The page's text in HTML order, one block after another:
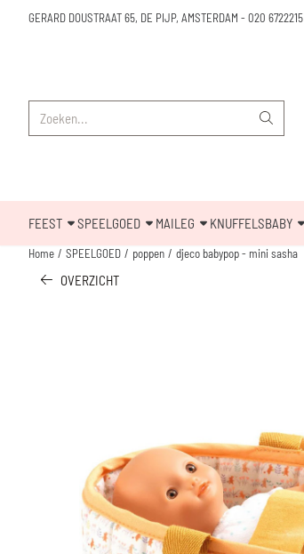
GERARD DOUSTRAAT 65, DE PIJP, AMSTERDAM - 020 6722215
FEEST SPEELGOED MAILEG KNUFFELSBABY
Home / SPEELGOED / poppen / djeco babypop - mini sasha
OVERZICHT